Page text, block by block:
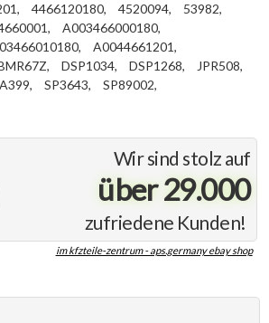
Wir sind stolz auf
über 29.000
zufriedene Kunden!
im kfzteile-zentrum - aps.germany ebay shop
4466120180, 4520094,
53982,
A003466000180,
A0044661201,
DSP1034, DSP1268,
JPR508,
SP3643, SP89002,